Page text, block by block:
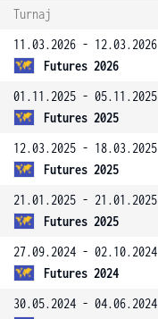
Turnaj
11.03.2026 - 12.03.2026
Futures 2026
01.11.2025 - 05.11.2025
Futures 2025
12.03.2025 - 18.03.2025
Futures 2025
21.01.2025 - 21.01.2025
Futures 2025
27.09.2024 - 02.10.2024
Futures 2024
30.05.2024 - 04.06.2024